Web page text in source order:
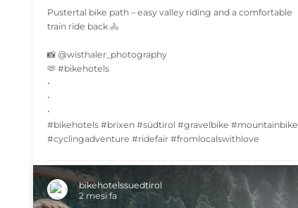
Pustertal bike path – easy valley riding and a comfortable
train ride back 🚴
📸 @wisthaler_photography
🫶 #bikehotels
•
•
•
#bikehotels #brixen #südtirol #gravelbike #mountainbike
#cyclingadventure #ridefair #fromlocalswithlove
SHARE
bikehotelssuedtirol
2 mesi fa